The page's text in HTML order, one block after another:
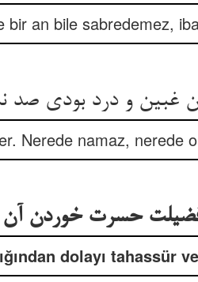
bir an bile sabredemez,
غبین و درد بودی صد
namaz, nerede o
حسرت خوردن آن
dolayı tahassür